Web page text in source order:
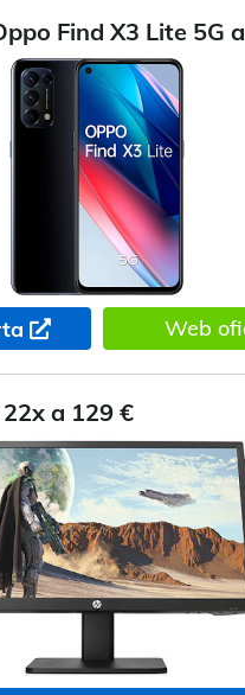
Find X3 Lite 5G
Web
22x a 129 €